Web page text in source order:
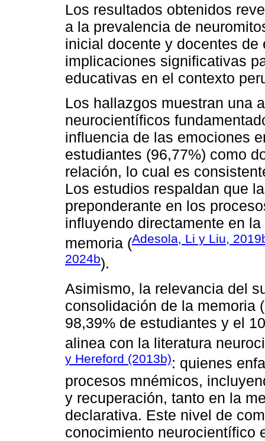
Los resultados obtenidos
a la prevalencia de
inicial docente y docentes
implicaciones significativas
educativas en el contexto
Los hallazgos muestran una
neurocientíficos
influencia de las emociones
estudiantes (96,77%) como
relación, lo cual es
Los estudios respaldan que
preponderante en los
influyendo directamente en
memoria (Adesola, Li y Liu,
2024b).
Asimismo, la relevancia del
consolidación de la memoria
98,39% de estudiantes y el
alinea con la literatura
y Hereford (2013b): quienes
procesos mnémicos,
y recuperación, tanto en la
declarativa. Este nivel de
conocimiento neurocientífico